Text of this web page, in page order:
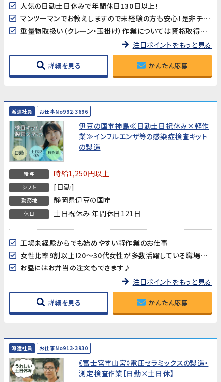
人気の日勤土日休みで年間休日130日以上!
マンツーマンでお教えしますので未経験の方も安心！是非チャレンジしてみてください！
重量物取扱い（クレーン・玉掛け）作業については資格取得支援が有ります！
注目ポイントをもっと見る
詳細を見る かんたん応募
派遣社員 お仕事No992-3696
伊豆の国市神島≪日勤土日祝休み×軽作
業≫インフルエンザ等の感染症検査キット
の製造
給与 時給1,250円以上
シフト [日勤]
勤務地 静岡県伊豆の国市
休日 土日祝休み 年間休日121日
工場未経験からでも始めやすい軽作業のお仕事
女性比率9割以上!20～30代女性が多数活躍している職場です♪
お昼にはお弁当の注文もできます♪
注目ポイントをもっと見る
詳細を見る かんたん応募
派遣社員 お仕事No913-3930
《富士宮市山宮》電圧セラミックスの製造・
測定検査作業【日勤×土日休】